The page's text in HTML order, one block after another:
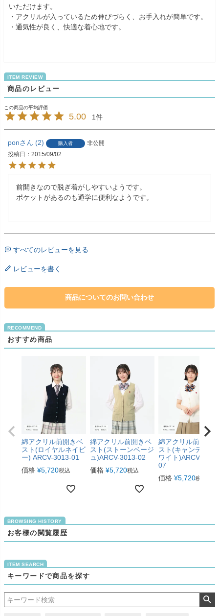
いただけます。
・アクリルが入っているため伸びづらく、お手入れが簡単です。
・通気性が良く、快適な着心地です。
商品のレビュー
5.00 1
pon 2 購入者
非公開
投稿日
2015/09/02
前開きなので脱ぎ着がしやすいようです。
ポケットがあるのも通学に便利なようです。
すべてのレビューを見る
レビューを書く
商品についてのお問い合わせ
おすすめ商品
綿アクリル前開きベ
スト(ロイヤルネイビ
ー) ARCV-3013-01
価格 ¥5,720税込
綿アクリル前開きベ
スト(ストーンベージ
ュ)ARCV-3013-02
価格 ¥5,720税込
綿アクリル前開き
スト(キャンディー
ワイト)ARCV-
07
価格 ¥5,720税込
お客様の閲覧履歴
キーワードで商品を探す